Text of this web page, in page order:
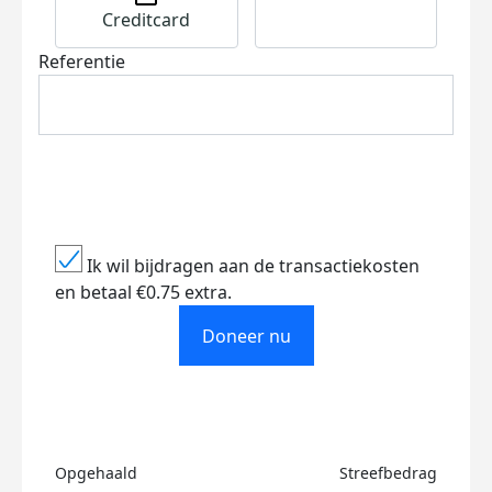
Creditcard
Referentie
Ik wil bijdragen aan de transactiekosten
en betaal €0.75 extra.
Doneer nu
Opgehaald Streefbedrag